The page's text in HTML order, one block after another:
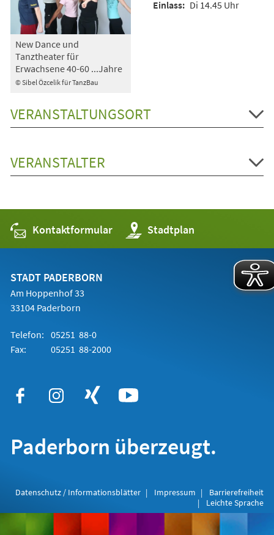
© Sibel Özcelik für TanzBau
New Dance und
Tanztheater für
Erwachsene 40-60 ...Jahre
Di 14.45 Uhr
VERANSTALTUNGSORT
VERANSTALTER
Kontaktformular Stadtplan
(Öffnet
in
einem
STADT PADERBORN
Am Hoppenhof 33
33104 Paderborn
Telefon: 05251 88-0
Fax:
05251 88-2000
Paderborn überzeugt.
Datenschutz / Informationsblätter Impressum
Barrierefreiheit
Leichte Sprache